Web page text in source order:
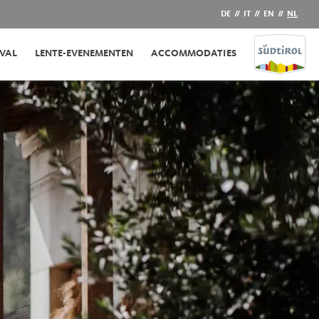
DE // IT // EN // NL
LENTE-EVENEMENTEN ACCOMMODATIES